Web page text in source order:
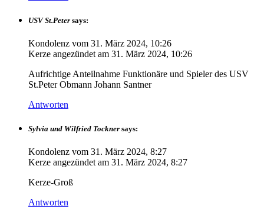
USV St.Peter says:
Kondolenz vom 31. März 2024, 10:26
Kerze angezündet am 31. März 2024, 10:26
Aufrichtige Anteilnahme Funktionäre und Spieler des USV
St.Peter Obmann Johann Santner
Antworten
Sylvia und Wilfried Tockner says:
Kondolenz vom 31. März 2024, 8:27
Kerze angezündet am 31. März 2024, 8:27
Kerze-Groß
Antworten